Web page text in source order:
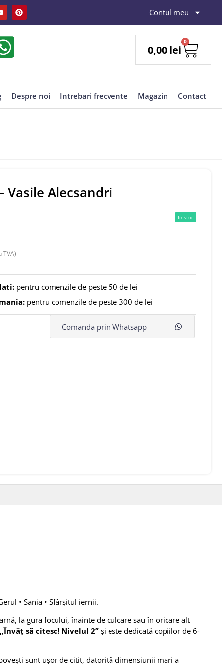
Contul meu
0,00 lei
0
Despre noi Intrebari frecvente Magazin Contact
Vasile Alecsandri
TVA)
In stoc
pentru comenzile de peste 50 de lei
pentru comenzile de peste 300 de lei
Comanda prin Whatsapp
• Sania • Sfârșitul iernii.
la gura focului, înainte de culcare sau în oricare alt
„Învăț să citesc! Nivelul 2” și este dedicată copiilor de 6-
sunt uşor de citit, datorită dimensiunii mari a